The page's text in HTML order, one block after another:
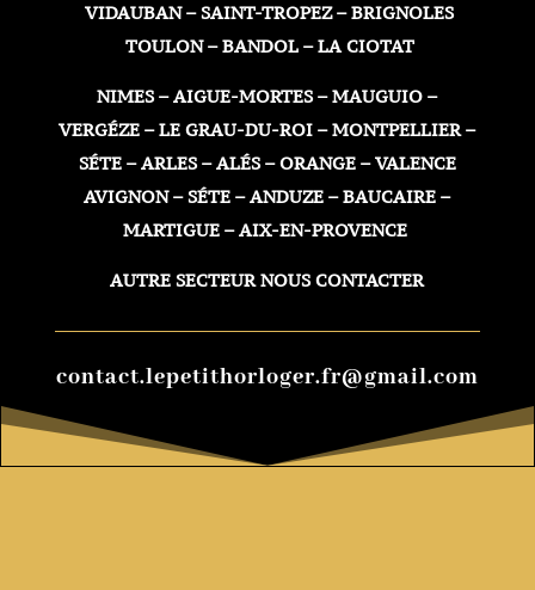
VIDAUBAN – SAINT-TROPEZ – BRIGNOLES
TOULON – BANDOL – LA CIOTAT
NIMES – AIGUE-MORTES – MAUGUIO –
VERGÉZE – LE GRAU-DU-ROI – MONTPELLIER –
SÉTE – ARLES – ALÉS – ORANGE – VALENCE
AVIGNON – SÉTE – ANDUZE – BAUCAIRE –
MARTIGUE – AIX-EN-PROVENCE
AUTRE SECTEUR NOUS CONTACTER
contact.lepetithorloger.fr@gmail.com